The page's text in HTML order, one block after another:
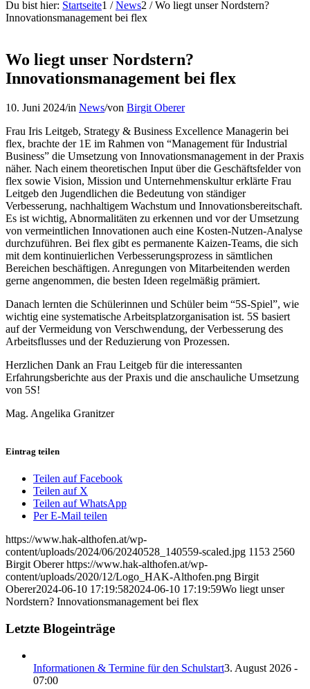
Du bist hier: Startseite1 / News2 / Wo liegt unser Nordstern?
Innovationsmanagement bei flex
Wo liegt unser Nordstern?
Innovationsmanagement bei flex
10. Juni 2024/in News/von Birgit Oberer
Frau Iris Leitgeb, Strategy & Business Excellence Managerin bei
flex, brachte der 1E im Rahmen von “Management für Industrial
Business” die Umsetzung von Innovationsmanagement in der Praxis
näher. Nach einem theoretischen Input über die Geschäftsfelder von
flex sowie Vision, Mission und Unternehmenskultur erklärte Frau
Leitgeb den Jugendlichen die Bedeutung von ständiger
Verbesserung, nachhaltigem Wachstum und Innovationsbereitschaft.
Es ist wichtig, Abnormalitäten zu erkennen und vor der Umsetzung
von vermeintlichen Innovationen auch eine Kosten-Nutzen-Analyse
durchzuführen. Bei flex gibt es permanente Kaizen-Teams, die sich
mit dem kontinuierlichen Verbesserungsprozess in sämtlichen
Bereichen beschäftigen. Anregungen von Mitarbeitenden werden
gerne angenommen, die besten Ideen regelmäßig prämiert.
Danach lernten die Schülerinnen und Schüler beim “5S-Spiel”, wie
wichtig eine systematische Arbeitsplatzorganisation ist. 5S basiert
auf der Vermeidung von Verschwendung, der Verbesserung des
Arbeitsflusses und der Reduzierung von Prozessen.
Herzlichen Dank an Frau Leitgeb für die interessanten
Erfahrungsberichte aus der Praxis und die anschauliche Umsetzung
von 5S!
Mag. Angelika Granitzer
Eintrag teilen
Teilen auf Facebook
Teilen auf X
Teilen auf WhatsApp
Per E-Mail teilen
https://www.hak-althofen.at/wp-
content/uploads/2024/06/20240528_140559-scaled.jpg 1153 2560
Birgit Oberer https://www.hak-althofen.at/wp-
content/uploads/2020/12/Logo_HAK-Althofen.png Birgit
Oberer2024-06-10 17:19:582024-06-10 17:19:59Wo liegt unser
Nordstern? Innovationsmanagement bei flex
Letzte Blogeinträge
Informationen & Termine für den Schulstart3. August 2026 -
07:00